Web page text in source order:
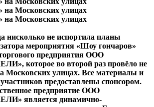
нисколько не испортила планы
мероприятия «Шоу гончаров»
предприятия ООО
которое во второй раз провёло не
Московских улицах. Все материалы и
предоставлены спонсором.
предприятие ООО
является динамично-